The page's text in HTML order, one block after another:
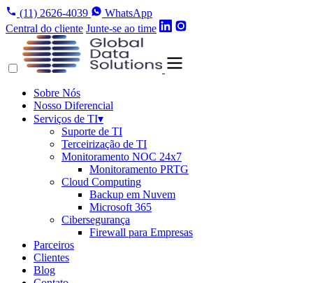
(11) 2626-4039
WhatsApp
Central do cliente Junte-se ao time
Sobre Nós
Nosso Diferencial
Serviços de TI▾
Suporte de TI
Terceirização de TI
Monitoramento NOC 24x7
Monitoramento PRTG
Cloud Computing
Backup em Nuvem
Microsoft 365
Cibersegurança
Firewall para Empresas
Parceiros
Clientes
Blog